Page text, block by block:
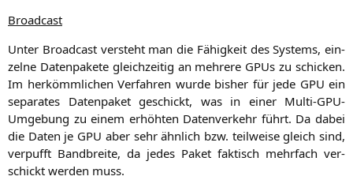
Broad­cast
Unter Broad­cast ver­steht man die Fähig­keit des Sys­tems, ein­
zel­ne Daten­pa­ke­te gleich­zei­tig an meh­re­re GPUs zu schi­cken.
Im her­kömm­li­chen Ver­fah­ren wur­de bis­her für jede GPU ein
sepa­ra­tes Daten­pa­ket geschickt, was in einer Mul­ti-GPU-
Umge­bung zu einem erhöh­ten Daten­ver­kehr führt. Da dabei
die Daten je GPU aber sehr ähn­lich bzw. teil­wei­se gleich sind,
ver­pufft Band­brei­te, da jedes Paket fak­tisch mehr­fach ver­
schickt wer­den muss.